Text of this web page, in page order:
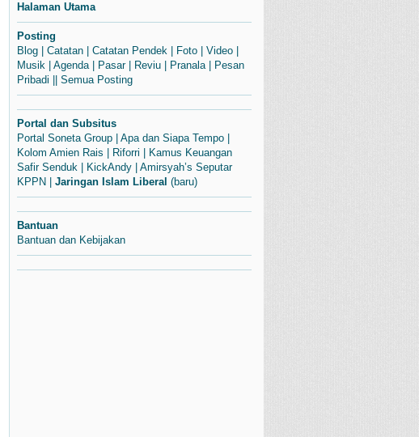
Halaman Utama
Posting
Blog
Catatan Catatan Pendek Foto Video
Musik
Agenda| Pasar| Reviu Pranala|
Pesan
Pribadi
Semua Posting
Portal dan Subsitus
Portal Soneta Group
Apa dan Siapa Tempo
Kolom Amien Rais
Riforri
Kamus Keuangan
Safir Senduk
KickAndy
Amirsyah’s Seputar
KPPN
Jaringan Islam Liberal (baru)
Bantuan
Bantuan dan Kebijakan